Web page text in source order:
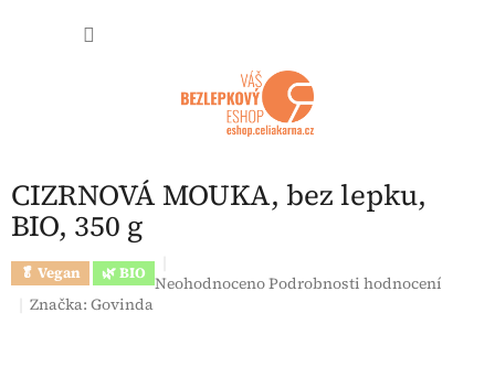
CIZRNOVÁ MOUKA, bez lepku,
BIO, 350 g
🥬 Vegan 🌿 BIO Průměrné hodnocení produktu je 0,0 z 5
NeohodnocenoPodrobnosti hodnocení
Značka:Govinda